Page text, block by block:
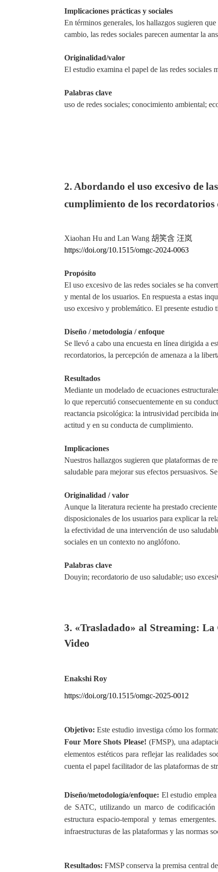
Implicaciones prácticas y sociales
En términos generales, los hallazgos sugieren
cambio, las redes sociales parecen aumentar la
Originalidad/valor
El estudio examina el papel de las redes sociales
Palabras clave
uso de redes sociales; conocimiento ambiental;
2. Abordando el uso excesivo de
cumplimiento de los recordatorios
Xiaohan Hu and Lan Wang 胡笑含 汪岚
https://doi.org/10.1515/omgc-2024-0063
Propósito
El uso excesivo de las redes sociales se ha
y mental de los usuarios. En respuesta a estas
uso excesivo y problemático. El presente estudio t
Diseño / metodología / enfoque
Se llevó a cabo una encuesta en línea dirigida a
recordatorios, la percepción de amenaza a la
Resultados
Mediante un modelado de ecuaciones
lo que repercutió consecuentemente en su
reactancia psicológica: la intrusividad percibida
actitud y en su conducta de cumplimiento.
Implicaciones
Nuestros hallazgos sugieren que plataformas de
saludable para mejorar sus efectos persuasivos. S
Originalidad / valor
Aunque la literatura reciente ha prestado
disposicionales de los usuarios para explicar la
la efectividad de una intervención de uso
sociales en un contexto no anglófono.
Palabras clave
Douyin; recordatorio de uso saludable; uso
3. «Trasladado» al Streaming: La
Video
Enakshi Roy
https://doi.org/10.1515/omgc-2025-0012
Objetivo: Este estudio investiga cómo los
Four More Shots Please! (FMSP), una
elementos estéticos para reflejar las realidades
cuenta el papel facilitador de las plataformas de
Diseño/metodología/enfoque: El estudio
de SATC, utilizando un marco de codificación
estructura espacio-temporal y temas
infraestructuras de las plataformas y las normas
Resultados:FMSP conserva la premisa central